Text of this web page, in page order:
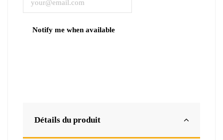
Détails du produit